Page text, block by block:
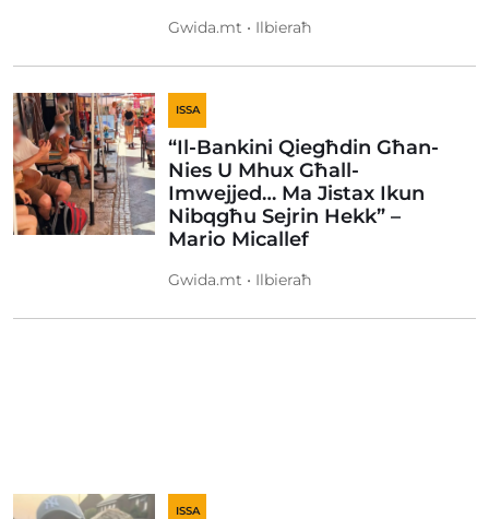
Gwida.mt • Ilbieraħ
ISSA
“Il-Bankini Qiegħdin Għan-
Nies U Mhux Għall-
Imwejjed… Ma Jistax Ikun
Nibqgħu Sejrin Hekk” –
Mario Micallef
Gwida.mt • Ilbieraħ
ISSA